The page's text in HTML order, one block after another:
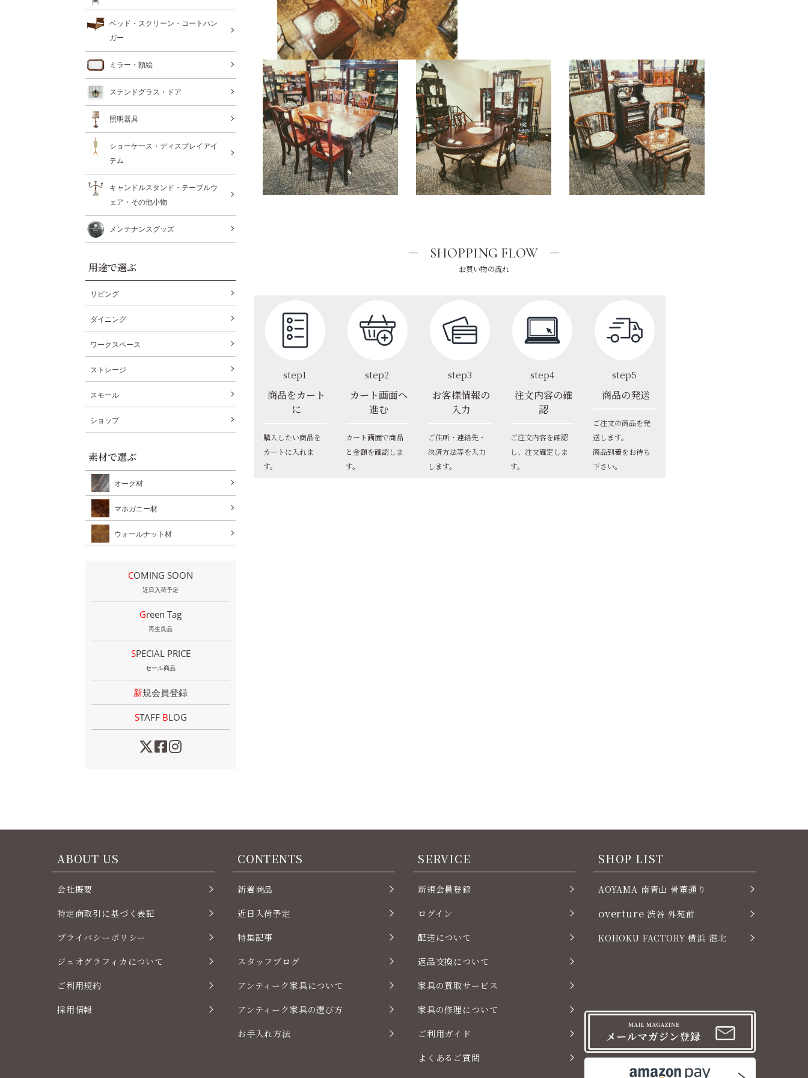
SHOPPING FLOW
お買い物の流れ
step1
商品をカート
に
購入したい商品を
カートに入れま
す。
step2
カート画面へ
進む
カート画面で商品
と金額を確認しま
す。
step3
お客様情報の
入力
ご住所・連絡先・
決済方法等を入力
します。
step4
注文内容の確
認
ご注文内容を確認
し、注文確定しま
す。
step5
商品の発送
ご注文の商品を発
送します。
商品到着をお待ち
下さい。
ベッド・スクリーン・コートハン
ガー
ミラー・額絵
ステンドグラス・ドア
照明器具
ショーケース・ディスプレイアイ
テム
キャンドルスタンド・テーブルウ
ェア・その他小物
メンテナンスグッズ
用途で選ぶ
リビング
ダイニング
ワークスペース
ストレージ
スモール
ショップ
素材で選ぶ
オーク材
マホガニー材
ウォールナット材
COMING SOON
近日入荷予定
Green Tag
再生良品
SPECIAL PRICE
セール商品
新規会員登録
STAFF BLOG
ABOUT US
会社概要
特定商取引に基づく表記
プライバシーポリシー
ジェオグラフィカについて
ご利用規約
採用情報
CONTENTS
新着商品
近日入荷予定
特集記事
スタッフブログ
アンティーク家具について
アンティーク家具の選び方
お手入れ方法
SERVICE
新規会員登録
ログイン
配送について
返品交換について
家具の買取サービス
家具の修理について
ご利用ガイド
よくあるご質問
SHOP LIST
AOYAMA 南青山 骨董通り
overture 渋谷 外苑前
KOHOKU FACTORY 横浜 港北